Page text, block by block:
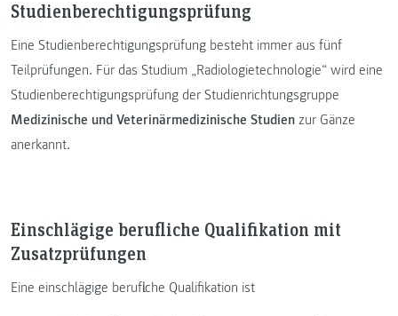
Studienberechtigungsprüfung
Eine Studienberechtigungsprüfung besteht immer aus fünf
Teilprüfungen. Für das Studium „Radiologietechnologie“ wird eine
Studienberechtigungsprüfung der Studienrichtungsgruppe
Medizinische und Veterinärmedizinische Studien zur Gänze
anerkannt.
Einschlägige berufliche Qualifikation mit
Zusatzprüfungen
Eine einschlägige berufliche Qualifikation ist